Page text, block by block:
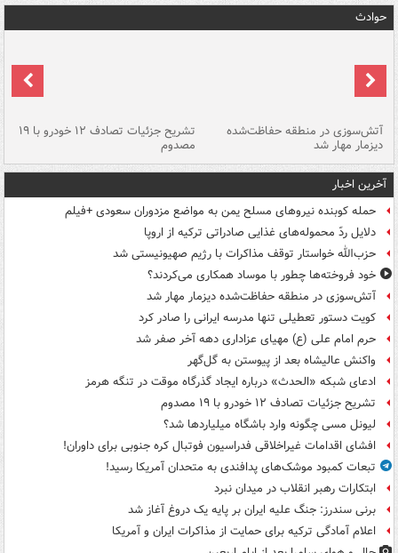
حوادث
آتش‌سوزی در منطقه حفاظت‌شده
دیزمار مهار شد
تشریح جزئیات تصادف ۱۲ خودرو با ۱۹
مصدوم
آخرین اخبار
حمله کوبنده نیروهای مسلح یمن به مواضع مزدوران سعودی +فیلم
دلایل ردّ محموله‌های غذایی صادراتی ترکیه از اروپا
حزب‌الله خواستار توقف مذاکرات با رژیم صهیونیستی شد
خود فروخته‌ها چطور با موساد همکاری می‌کردند؟
آتش‌سوزی در منطقه حفاظت‌شده دیزمار مهار شد
کویت دستور تعطیلی تنها مدرسه ایرانی را صادر کرد
حرم امام علی (ع) مهیای عزاداری دهه آخر صفر شد
واکنش عالیشاه بعد از پیوستن به گل‌گهر
ادعای شبکه «الحدث» درباره ایجاد گذرگاه موقت در تنگه هرمز
تشریح جزئیات تصادف ۱۲ خودرو با ۱۹ مصدوم
لیونل مسی چگونه وارد باشگاه میلیاردها شد؟
افشای اقدامات غیراخلاقی فدراسیون فوتبال کره جنوبی برای داوران!
تبعات کمبود موشک‌های پدافندی به متحدان آمریکا رسید!
ابتکارات رهبر انقلاب در میدان نبرد
برنی سندرز: جنگ علیه ایران بر پایه یک دروغ آغاز شد
اعلام آمادگی ترکیه برای حمایت از مذاکرات ایران و آمریکا